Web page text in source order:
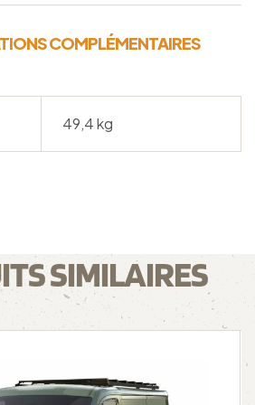
COMPLÉMENTAIRES
49,4 kg
SIMILAIRES